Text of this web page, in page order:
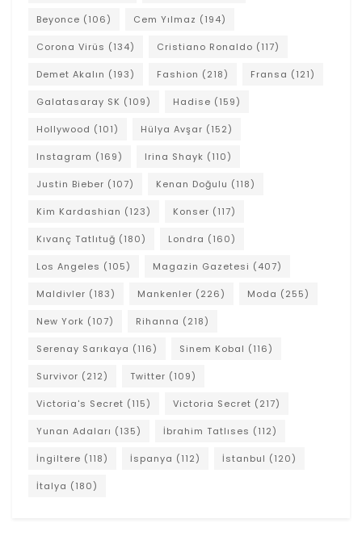
Beyonce (106) Cem Yılmaz (194)
Corona Virüs (134) Cristiano Ronaldo (117)
Demet Akalın (193) Fashion (218) Fransa (121)
Galatasaray SK (109) Hadise (159)
Hollywood (101) Hülya Avşar (152)
Instagram (169) Irina Shayk (110)
Justin Bieber (107) Kenan Doğulu (118)
Kim Kardashian (123) Konser (117)
Kıvanç Tatlıtuğ (180) Londra (160)
Los Angeles (105) Magazin Gazetesi (407)
Maldivler (183) Mankenler (226) Moda (255)
New York (107) Rihanna (218)
Serenay Sarıkaya (116) Sinem Kobal (116)
Survivor (212) Twitter (109)
Victoria's Secret (115) Victoria Secret (217)
Yunan Adaları (135) İbrahim Tatlıses (112)
İngiltere (118) İspanya (112) İstanbul (120)
İtalya (180)